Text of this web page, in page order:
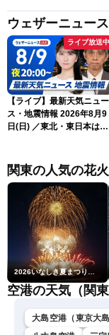
ウェザーニュー
ライブ放送中
【ライブ】最新天気ニュー
ス・地震情報 2026年8月9
日(日) ／東北・東日本は急
衣／芳野達郎〉
関東の人気の花
空港の天気（関東
大島空港（東京大